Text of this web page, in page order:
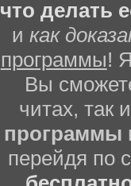
что делать
икак
программы!
Вы
читах, так
программы
перейдя по